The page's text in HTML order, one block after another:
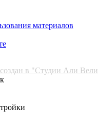
материалов
в "Студии Али